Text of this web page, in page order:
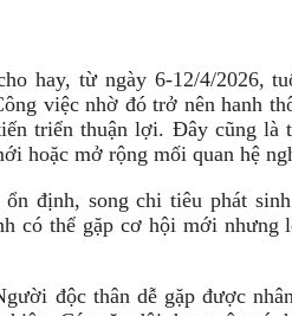
hay, từ ngày 6-12/4/2026,
việc nhờ đó trở nên hanh
triển thuận lợi. Đây cũng là
hoặc mở rộng mối quan hệ
định, song chi tiêu phát
có thể gặp cơ hội mới nhưng
độc thân dễ gặp được